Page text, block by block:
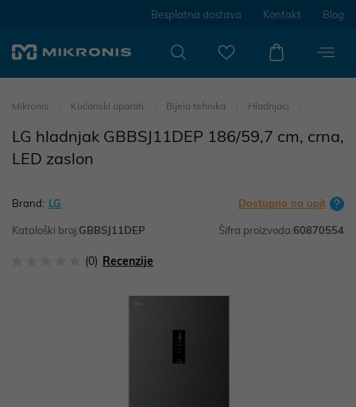
Besplatna dostava Kontakt Blog
Mikronis Kućanski aparati Bijela tehnika Hladnjaci
LG hladnjak GBBSJ11DEP 186/59,7 cm, crna,
LED zaslon
Brand: LG Dostupno na upit
Kataloški broj:GBBSJ11DEP Šifra proizvoda:60870554
(0) Recenzije